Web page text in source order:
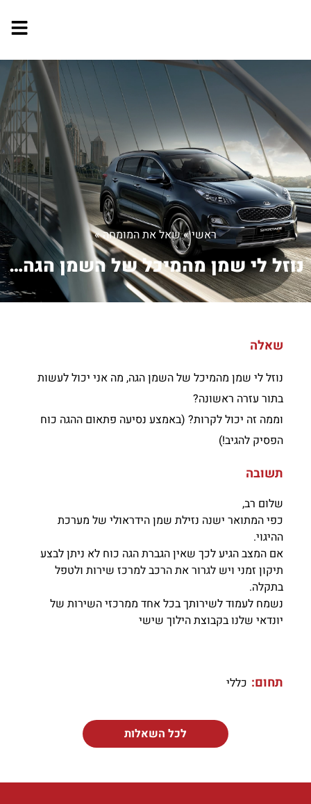
ראשי»שאל את המומחה»
נוזל לי שמן מהמיכל של השמן הגה, מה אנ...
שאלה
נוזל לי שמן מהמיכל של השמן הגה, מה אני יכול לעשות
בתור עזרה ראשונה?
וממה זה יכול לקרות? (באמצע נסיעה פתאום ההגה כוח
הפסיק להגיב!)
תשובה
שלום רב,
כפי המתואר ישנה נזילת שמן הידראולי של מערכת
ההיגוי.
אם המצב הגיע לכך שאין הגברת הגה כוח לא ניתן לבצע
תיקון זמני ויש לגרור את הרכב למרכז שירות ולטפל
בתקלה.
נשמח לעמוד לשירותך בכל אחד ממרכזי השירות של
יונדאי שלנו בקבוצת הילוך שישי
תחום: כללי
לכל השאלות